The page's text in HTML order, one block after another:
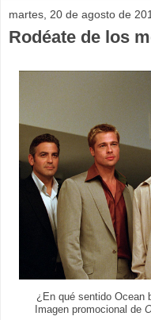
martes, 20 de agosto de
Rodéate de los
¿En qué sentido Ocean
Imagen promocional de